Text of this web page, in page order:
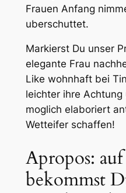
Frauen Anfang
uberschuttet.
Markierst Du unser
elegante Frau
Like wohnhaft bei
leichter ihre Achtung
moglich elaboriert
Wetteifer schaffen!
Apropos:
bekommst